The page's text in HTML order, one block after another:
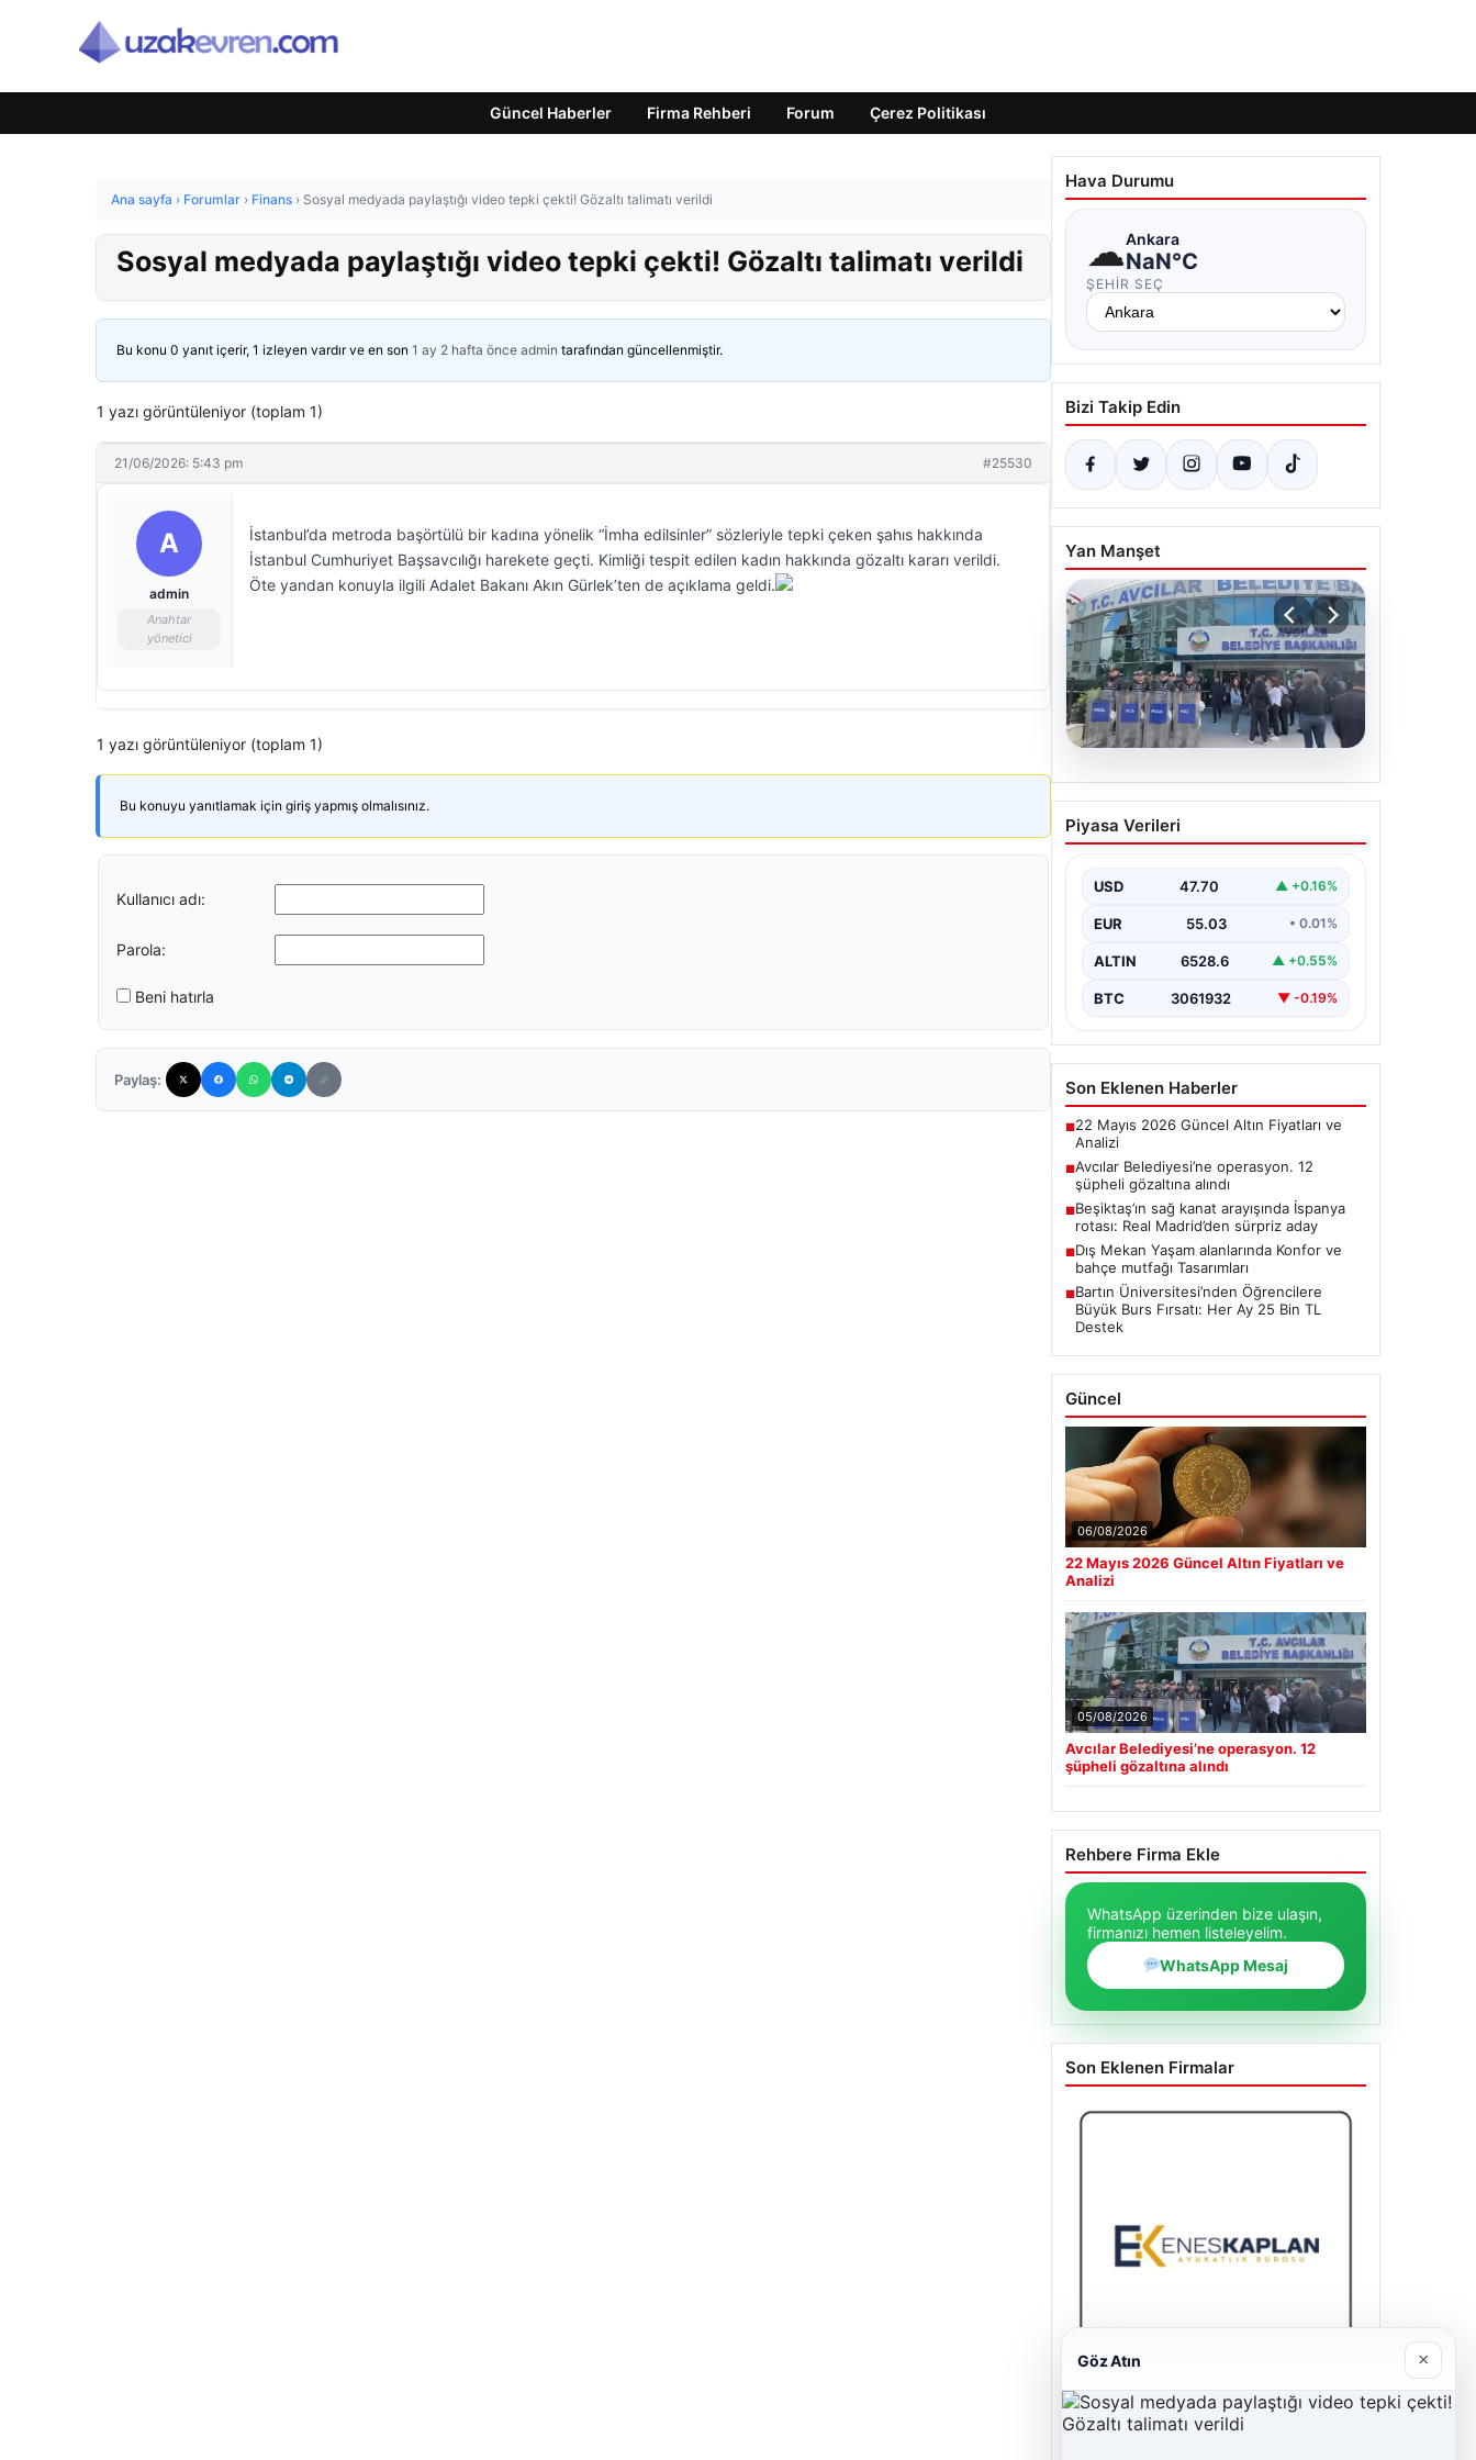
Güncel Haberler Firma Rehberi Forum Çerez Politikası
Ana sayfa › Forumlar › Finans › Sosyal medyada paylaştığı video tepki çekti! Gözaltı talimatı verildi
Sosyal medyada paylaştığı video tepki çekti! Gözaltı talimatı verildi
Bu konu 0 yanıt içerir, 1 izleyen vardır ve en son 1 ay 2 hafta önce admin tarafından güncellenmiştir.
1 yazı görüntüleniyor (toplam 1)
21/06/2026: 5:43 pm #25530
A
admin
Anahtar
yönetici
İstanbul’da metroda başörtülü bir kadına yönelik “İmha edilsinler” sözleriyle tepki çeken şahıs hakkında
İstanbul Cumhuriyet Başsavcılığı harekete geçti. Kimliği tespit edilen kadın hakkında gözaltı kararı verildi.
Öte yandan konuyla ilgili Adalet Bakanı Akın Gürlek’ten de açıklama geldi.
1 yazı görüntüleniyor (toplam 1)
Bu konuyu yanıtlamak için giriş yapmış olmalısınız.
Kullanıcı adı:
Parola:
Beni hatırla
Paylaş:
Hava Durumu
☁Ankara
NaN°C
ŞEHIR SEÇ
Bizi Takip Edin
Yan Manşet
Avcılar Belediyesi’ne
operasyon. 12 şüpheli
Piyasa Verileri
USD 47.70 ▲ +0.16%
EUR 55.03 • 0.01%
ALTIN 6528.6 ▲ +0.55%
BTC 3061932 ▼ -0.19%
Son Eklenen Haberler
■22 Mayıs 2026 Güncel Altın Fiyatları ve
Analizi
■Avcılar Belediyesi’ne operasyon. 12
şüpheli gözaltına alındı
■Beşiktaş’ın sağ kanat arayışında İspanya
rotası: Real Madrid’den sürpriz aday
■Dış Mekan Yaşam alanlarında Konfor ve
bahçe mutfağı Tasarımları
■Bartın Üniversitesi’nden Öğrencilere
Büyük Burs Fırsatı: Her Ay 25 Bin TL
Destek
Güncel
06/08/2026
22 Mayıs 2026 Güncel Altın Fiyatları ve
Analizi
05/08/2026
Avcılar Belediyesi’ne operasyon. 12
şüpheli gözaltına alındı
Rehbere Firma Ekle
WhatsApp üzerinden bize ulaşın,
firmanızı hemen listeleyelim.
WhatsApp Mesaj
Son Eklenen Firmalar
Enes Kaplan Avukatlık Bürosu
Göz Atın ×